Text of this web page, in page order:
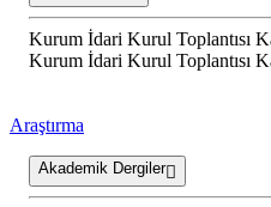
Kurum İdari Kurul Toplantısı
Kurum İdari Kurul Toplantısı
Araştırma
Akademik Dergiler